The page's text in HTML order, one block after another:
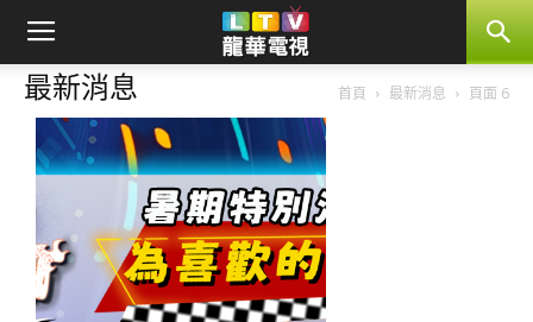
首頁 最新消息 頁面 6
最新消息